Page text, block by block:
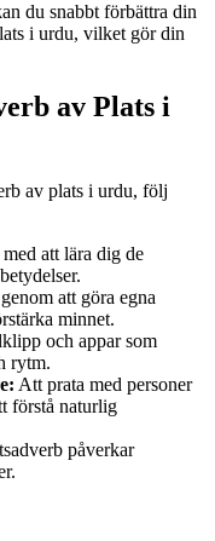
du snabbt förbättra din
i urdu, vilket gör din
av Plats i
av plats i urdu, följ
att lära dig de
att göra egna
minnet.
och appar som
rytm.
Att prata med personer
förstå naturlig
påverkar